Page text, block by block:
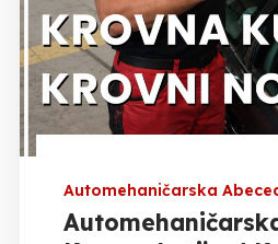
Automehaničarska